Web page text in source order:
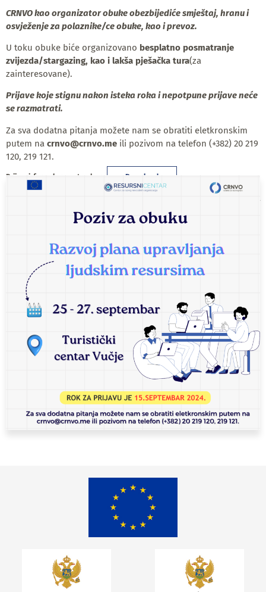
CRNVO kao organizator obuke obezbijediće smještaj, hranu i
osvježenje za polaznike/ce obuke, kao i prevoz.
U toku obuke biće organizovano besplatno posmatranje
zvijezda/stargazing, kao i lakša pješačka tura(za
zainteresovane).
Prijave koje stignu nakon isteka roka i nepotpune prijave neće
se razmatrati.
Za sva dodatna pitanja možete nam se obratiti eletkronskim
putem na crnvo@crnvo.me ili pozivom na telefon (+382) 20 219
120, 219 121.
Prijavni-formular-septembar Download
Ova obuka, kao i ostale obuke planirane Katalogom obuka za
za organizacije civilnog društva u Crnoj Gori-faza III“
partnerstvu sa NVO Natura, NVO Bonum, NVO Novi Horizont,
NVO Nada i Bjelopljskim demokratskim centrom.Projekat
finansira Evropska unija.